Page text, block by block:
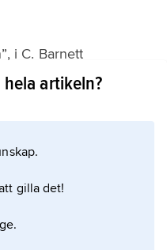
i C. Barnett
artikeln?
gilla det!